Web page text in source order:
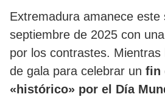
Extremadura amanece este
septiembre de 2025 con
por los contrastes.
de gala para celebrar un fin
«histórico» por el Día